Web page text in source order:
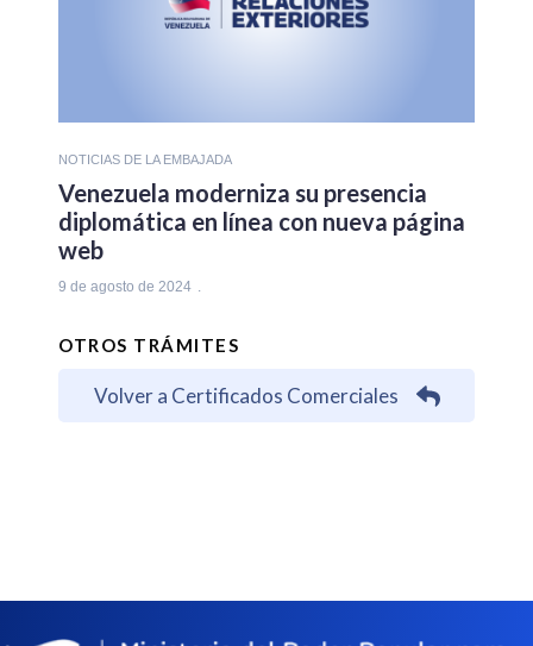
NOTICIAS DE LA EMBAJADA
Venezuela moderniza su presencia
diplomática en línea con nueva página
web
9 de agosto de 2024
OTROS TRÁMITES
Volver a Certificados Comerciales